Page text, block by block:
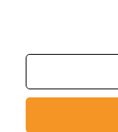
Geprüfte